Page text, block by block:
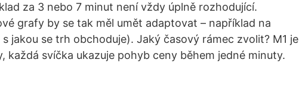
za 3 nebo 7 minut není vždy úplně rozhodující.
grafy by se tak měl umět adaptovat – například na
jakou se trh obchoduje). Jaký časový rámec zvolit? M1 je
každá svíčka ukazuje pohyb ceny během jedné minuty.